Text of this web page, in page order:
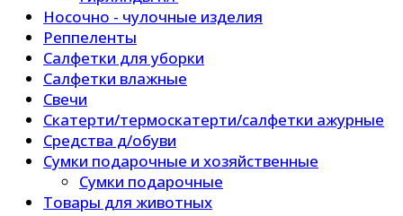
Носочно - чулочные изделия
Реппеленты
Салфетки для уборки
Салфетки влажные
Свечи
Скатерти/термоскатерти/салфетки ажурные
Средства д/обуви
Сумки подарочные и хозяйственные
Сумки подарочные
Товары для животных